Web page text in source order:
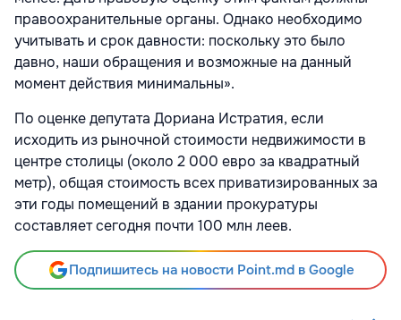
правоохранительные органы. Однако необходимо
учитывать и срок давности: поскольку это было
давно, наши обращения и возможные на данный
момент действия минимальны».
По оценке депутата Дориана Истратия, если
исходить из рыночной стоимости недвижимости в
центре столицы (около 2 000 евро за квадратный
метр), общая стоимость всех приватизированных за
эти годы помещений в здании прокуратуры
составляет сегодня почти 100 млн леев.
Подпишитесь на новости Point.md в Google